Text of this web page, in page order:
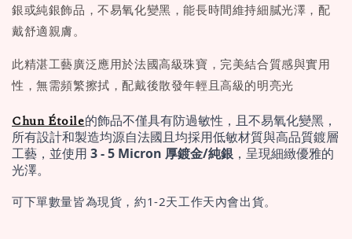
銀或純銀飾品，不易氧化變黑，能長時間維持細膩光澤，配
戴舒適親膚。
此精湛工藝廣泛應用於法國高級珠寶，完美結合質感與實用
性，無需頻繁擦拭，配戴後散發年輕且高級的明亮光
Chun Étoile的飾品不僅具有防過敏性，且不易氧化變黑，
所有設計和製造均源自法國且均採用低敏材質與高品質鍍層
工藝，並使用 3 - 5 Micron 厚鍍金/純銀 ，呈現細緻優雅的
光澤。
可下單數量皆為現貨，約1-2天工作天內會出貨。